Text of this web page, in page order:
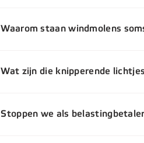
Waarom staan windmolens
Wat zijn die knipperende
Stoppen we als